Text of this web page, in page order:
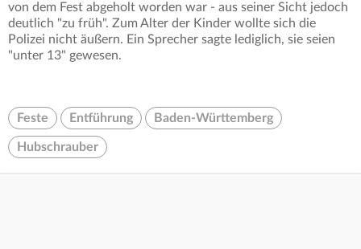
von dem Fest abgeholt worden war - aus seiner Sicht jedoch
deutlich "zu früh". Zum Alter der Kinder wollte sich die
Polizei nicht äußern. Ein Sprecher sagte lediglich, sie seien
"unter 13" gewesen.
Feste Entführung Baden-Württemberg
Hubschrauber